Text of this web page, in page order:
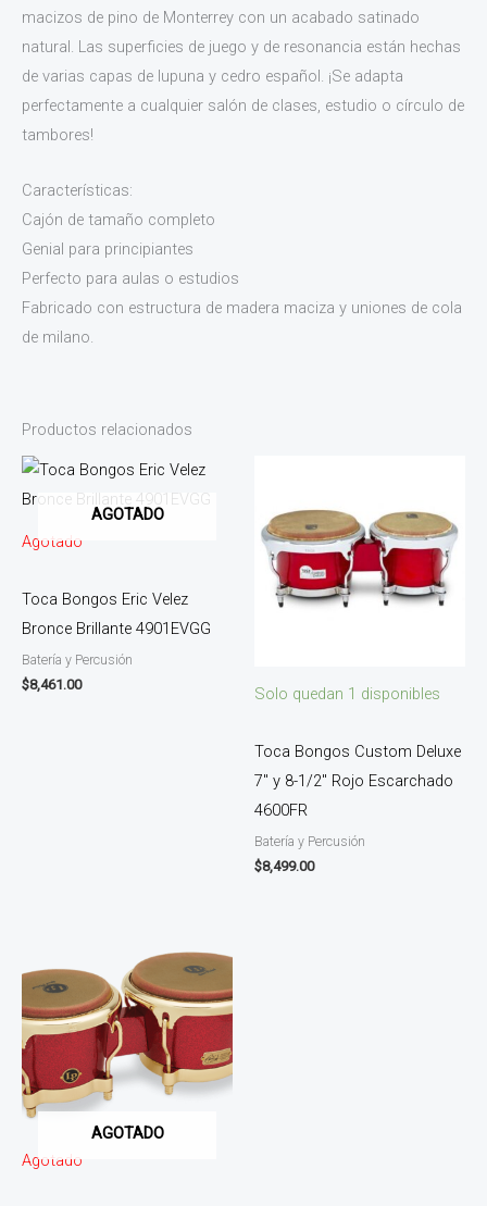
macizos de pino de Monterrey con un acabado satinado
natural. Las superficies de juego y de resonancia están hechas
de varias capas de lupuna y cedro español. ¡Se adapta
perfectamente a cualquier salón de clases, estudio o círculo de
tambores!
Características:
Cajón de tamaño completo
Genial para principiantes
Perfecto para aulas o estudios
Fabricado con estructura de madera maciza y uniones de cola
de milano.
Productos relacionados
AGOTADO
Agotado
Toca Bongos Eric Velez
Bronce Brillante 4901EVGG
Batería y Percusión
$8,461.00 Solo quedan 1 disponibles
Toca Bongos Custom Deluxe
7″ y 8-1/2″ Rojo Escarchado
4600FR
Batería y Percusión
$8,499.00
AGOTADO
Agotado